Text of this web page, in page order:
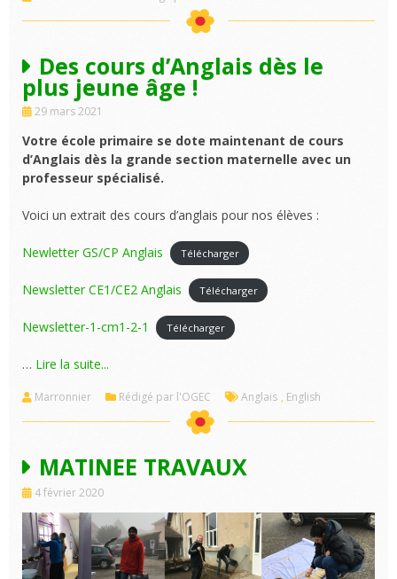
Des cours d’Anglais dès le
plus jeune âge !
29 mars 2021
Votre école primaire se dote maintenant de cours
d’Anglais dès la grande section maternelle avec un
professeur spécialisé.
Voici un extrait des cours d’anglais pour nos élèves :
Newletter GS/CP Anglais Télécharger
Newsletter CE1/CE2 Anglais Télécharger
Newsletter-1-cm1-2-1 Télécharger
… Lire la suite...
Marronnier Rédigé par l'OGEC Anglais , English
MATINEE TRAVAUX
4 février 2020